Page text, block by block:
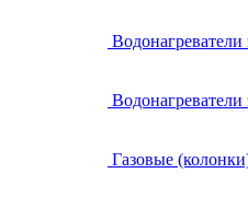
Водонагреватели
Газовые